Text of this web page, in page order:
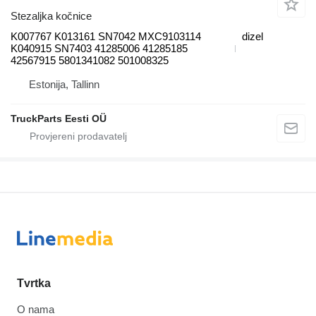
Stezaljkа kočnice
K007767 K013161 SN7042 MXC9103114
K040915 SN7403 41285006 41285185
42567915 5801341082 501008325
dizel
Estonija, Tallinn
TruckParts Eesti OÜ
Tvrtka
O nama